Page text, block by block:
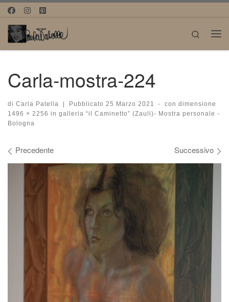
Passa al contenuto
Search
Carla-mostra-224
di Carla Patella Pubblicato 25 Marzo 2021 -
con dimensione
1496 × 2256 in galleria “il Caminetto” (Zauli)- Mostra personale -
Bologna
Navigazione immagini
Precedente Successivo